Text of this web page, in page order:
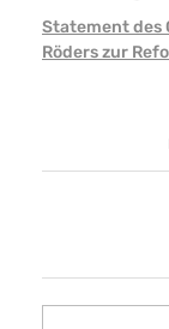
Statement des
Röders zur